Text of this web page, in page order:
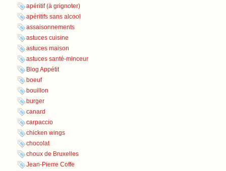
apéritif (à grignoter)
apéritifs sans alcool
assaisonnements
astuces cuisine
astuces maison
astuces santé-minceur
Blog Appétit
boeuf
bouillon
burger
canard
carpaccio
chicken wings
chocolat
choux de Bruxelles
Jean-Pierre Coffe